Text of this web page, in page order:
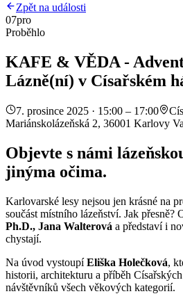
Zpět na události
07pro
Proběhlo
KAFE & VĚDA -
Lázně(ní) v Císařském
7. prosince 2025 · 15:00 – 17:00
Mariánskolázeňská 2, 36001 Karlovy
Objevte s námi
jinýma očima.
Karlovarské lesy nejsou jen krásné na
součást místního lázeňství. Jak přesně?
Ph.D., Jana Walterová a představí i
chystají.
Na úvod vystoupíEliška Holečková,
historii, architekturu a příběh
návštěvníků všech věkových kategorií.